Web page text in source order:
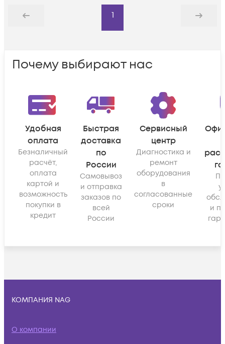
Назад
1
Дальше
Почему выбирают нас
Удобная
оплата
Безналичный
расчёт,
оплата
картой и
возможность
покупки в
кредит
Быстрая
доставка
по
России
Самовывоз
и отправка
заказов по
всей
России
Сервисный
центр
Диагностика и
ремонт
оборудования
в
согласованные
сроки
и
КОМПАНИЯ NAG
О компании